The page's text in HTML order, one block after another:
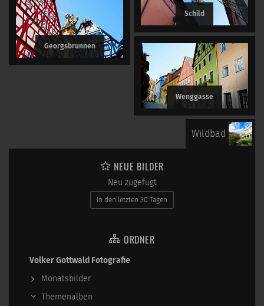
Schild
Georgsbrunnen
Wenggasse
Wildbad
NEUE BILDER
Neu zugefügt
In den letzten 30 Tagen
ORDNER
Volker Gottwald Fotografie
Monatsbilder
Themenalben